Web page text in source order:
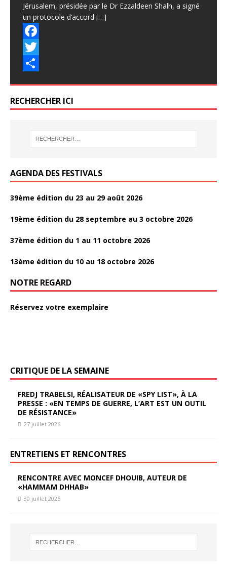
Jérusalem, présidée par le Dr Ezzaldeen Shalh, a signé
un protocole d’accord […]
F
a
e
b
T
i
t
a
r
e
RECHERCHER ICI
AGENDA DES FESTIVALS
39ème édition du 23 au 29 août 2026
19ème édition du 28 septembre au 3 octobre 2026
37ème édition du 1 au 11 octobre 2026
13ème édition du 10 au 18 octobre 2026
NOTRE REGARD
Réservez votre exemplaire
CRITIQUE DE LA SEMAINE
FREDJ TRABELSI, RÉALISATEUR DE «SPY LIST», À LA
PRESSE : «EN TEMPS DE GUERRE, L’ART EST UN OUTIL
DE RÉSISTANCE»
27 juillet 2026
ENTRETIENS ET RENCONTRES
RENCONTRE AVEC MONCEF DHOUIB, AUTEUR DE
«HAMMAM DHHAB»
30 juillet 2026